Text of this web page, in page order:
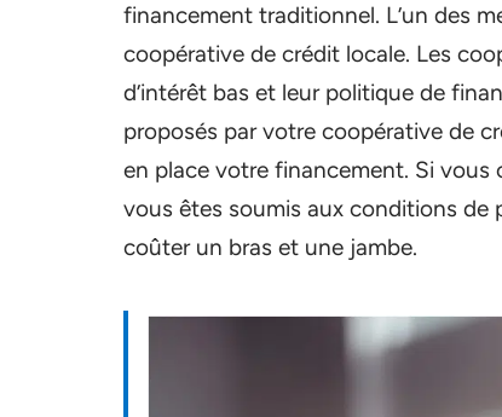
financement traditionnel. L’un des
coopérative de crédit locale. Les
d’intérêt bas et leur politique de
proposés par votre coopérative de
en place votre financement. Si vous
vous êtes soumis aux conditions
coûter un bras et une jambe.